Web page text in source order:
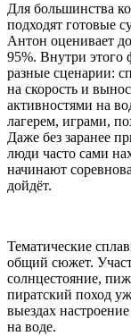
Для большинства
подходят готовые
Антон оценивает
95%. Внутри этого
разные сценарии:
на скорость и
активностями на
лагерем, играми,
Даже без заранее
люди часто сами
начинают
дойдёт.
Тематические
общий сюжет.
солнцестояние,
пиратский поход
выездах
на воде.